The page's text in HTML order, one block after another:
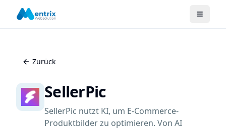
Zurück
SellerPic
SellerPic nutzt KI, um E-Commerce-
Produktbilder zu optimieren. Von AI